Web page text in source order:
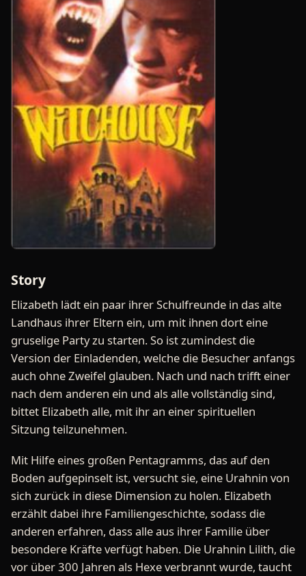
Story
Elizabeth lädt ein paar ihrer Schulfreunde in das alte
Landhaus ihrer Eltern ein, um mit ihnen dort eine
gruselige Party zu starten. So ist zumindest die
Version der Einladenden, welche die Besucher anfangs
auch ohne Zweifel glauben. Nach und nach trifft einer
nach dem anderen ein und als alle vollständig sind,
bittet Elizabeth alle, mit ihr an einer spirituellen
Sitzung teilzunehmen.
Mit Hilfe eines großen Pentagramms, das auf den
Boden aufgepinselt ist, versucht sie, eine Urahnin von
sich zurück in diese Dimension zu holen. Elizabeth
erzählt dabei ihre Familiengeschichte, sodass die
anderen erfahren, dass alle aus ihrer Familie über
besondere Kräfte verfügt haben. Die Urahnin Lilith, die
vor über 300 Jahren als Hexe verbrannt wurde, taucht